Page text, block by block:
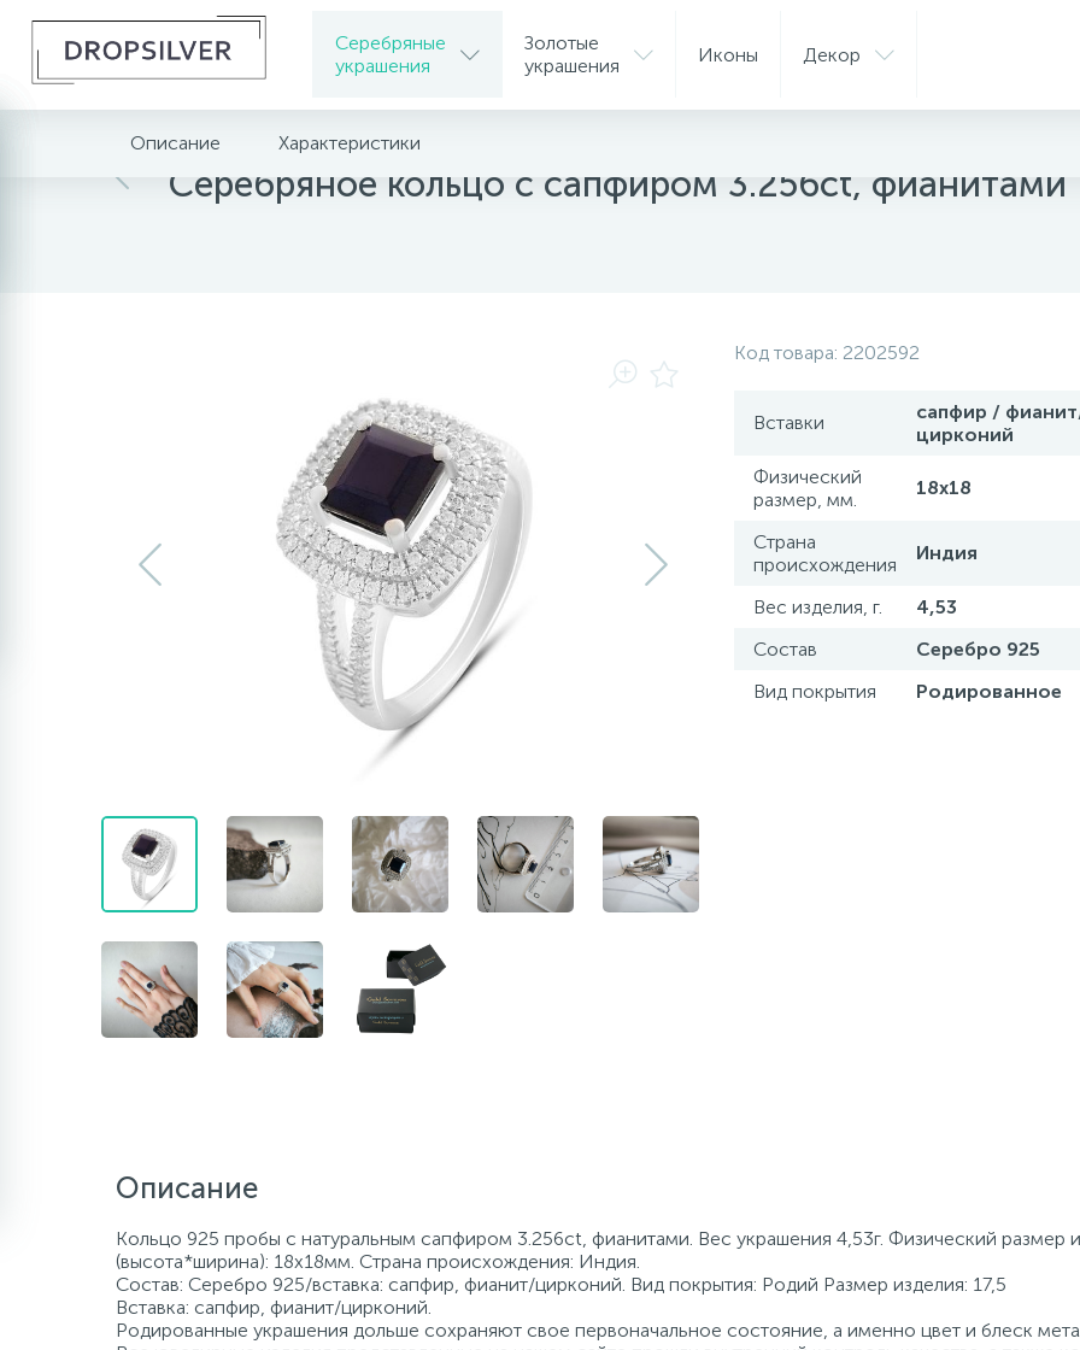
Серебряные
украшения
Золотые
украшения
Иконы Декор
Главная Серебряные украшения
Серебряное кольцо с сапфиром 3.256ct, фианитами
Описание Характеристики
Код товара: 2202592
Вставки
сапфир /
цирконий
Физический
размер, мм.
18x18
Страна
происхождения
Индия
Вес изделия, г.
4,53
Состав
Серебро 925
Вид покрытия
Родированное
Описание
Кольцо 925 пробы с натуральным сапфиром 3.256ct, фианитами. Вес украшения 4,53г. Физический размер
(высота*ширина): 18x18мм. Страна происхождения: Индия.
Состав: Серебро 925/вставка: сапфир, фианит/цирконий. Вид покрытия: Родий Размер изделия: 17,5
Вставка: сапфир, фианит/цирконий.
Родированные украшения дольше сохраняют свое первоначальное состояние, а именно цвет и блеск